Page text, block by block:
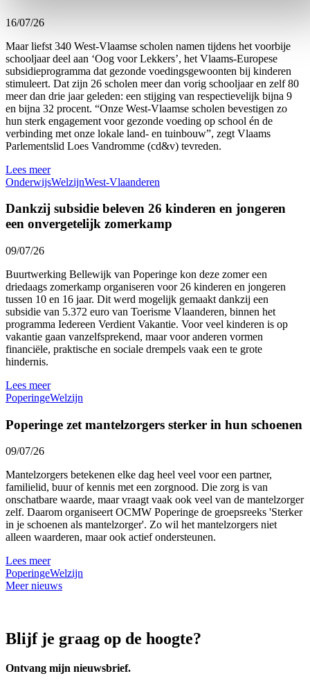
16/07/26
Maar liefst 340 West-Vlaamse scholen namen tijdens het voorbije
schooljaar deel aan ‘Oog voor Lekkers’, het Vlaams-Europese
subsidieprogramma dat gezonde voedingsgewoonten bij kinderen
stimuleert. Dat zijn 26 scholen meer dan vorig schooljaar en zelf 80
meer dan drie jaar geleden: een stijging van respectievelijk bijna 9
en bijna 32 procent. “Onze West-Vlaamse scholen bevestigen zo
hun sterk engagement voor gezonde voeding op school én de
verbinding met onze lokale land- en tuinbouw”, zegt Vlaams
Parlementslid Loes Vandromme (cd&v) tevreden.
Lees meer
OnderwijsWelzijnWest-Vlaanderen
Dankzij subsidie beleven 26 kinderen en jongeren
een onvergetelijk zomerkamp
09/07/26
Buurtwerking Bellewijk van Poperinge kon deze zomer een
driedaags zomerkamp organiseren voor 26 kinderen en jongeren
tussen 10 en 16 jaar. Dit werd mogelijk gemaakt dankzij een
subsidie van 5.372 euro van Toerisme Vlaanderen, binnen het
programma Iedereen Verdient Vakantie. Voor veel kinderen is op
vakantie gaan vanzelfsprekend, maar voor anderen vormen
financiële, praktische en sociale drempels vaak een te grote
hindernis.
Lees meer
PoperingeWelzijn
Poperinge zet mantelzorgers sterker in hun schoenen
09/07/26
Mantelzorgers betekenen elke dag heel veel voor een partner,
familielid, buur of kennis met een zorgnood. Die zorg is van
onschatbare waarde, maar vraagt vaak ook veel van de mantelzorger
zelf. Daarom organiseert OCMW Poperinge de groepsreeks 'Sterker
in je schoenen als mantelzorger'. Zo wil het mantelzorgers niet
alleen waarderen, maar ook actief ondersteunen.
Lees meer
PoperingeWelzijn
Meer nieuws
Blijf je graag op de hoogte?
Ontvang mijn nieuwsbrief.